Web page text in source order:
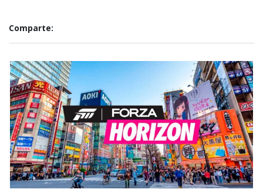
Comparte: